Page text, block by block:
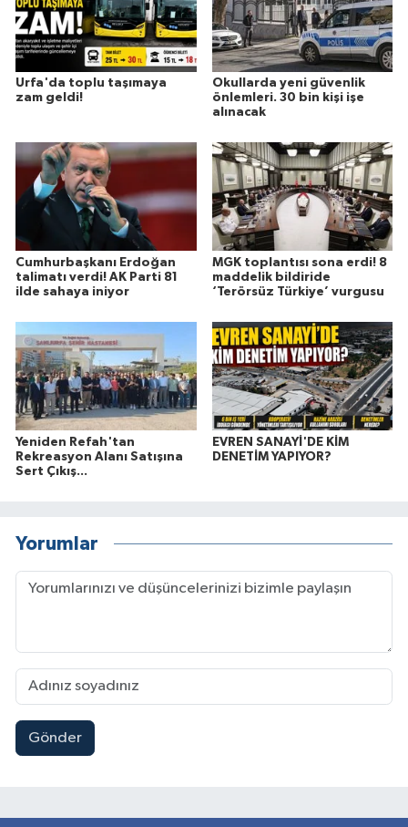
Urfa'da toplu taşımaya
zam geldi!
Okullarda yeni güvenlik
önlemleri. 30 bin kişi işe
alınacak
Cumhurbaşkanı Erdoğan
talimatı verdi! AK Parti 81
ilde sahaya iniyor
MGK toplantısı sona erdi! 8
maddelik bildiride
‘Terörsüz Türkiye’ vurgusu
Yeniden Refah'tan
Rekreasyon Alanı Satışına
Sert Çıkış...
EVREN SANAYİ'DE KİM
DENETİM YAPIYOR?
Yorumlar
Gönder